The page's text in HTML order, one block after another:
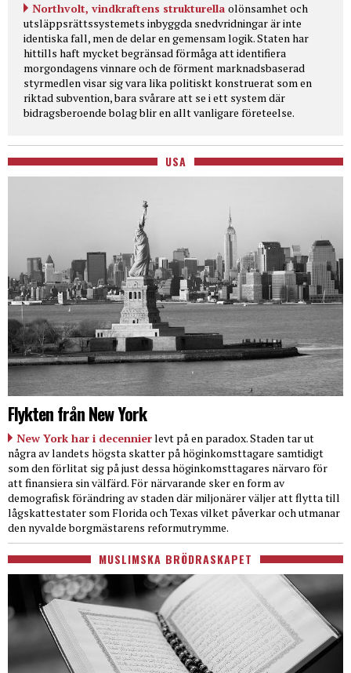
Northvolt, vindkraftens strukturella olönsamhet och
utsläppsrättssystemets inbyggda snedvridningar är inte
identiska fall, men de delar en gemensam logik. Staten har
hittills haft mycket begränsad förmåga att identifiera
morgondagens vinnare och de förment marknadsbaserad
styrmedlen visar sig vara lika politiskt konstruerat som en
riktad subvention, bara svårare att se i ett system där
bidragsberoende bolag blir en allt vanligare företeelse.
USA
Flykten från New York
New York har i decennierlevt på en paradox. Staden tar ut
några av landets högsta skatter på höginkomsttagare samtidigt
som den förlitat sig på just dessa höginkomsttagares närvaro för
att finansiera sin välfärd. För närvarande sker en form av
demografisk förändring av staden där miljonärer väljer att flytta till
lågskattestater som Florida och Texas vilket påverkar och utmanar
den nyvalde borgmästarens reformutrymme.
MUSLIMSKA BRÖDRASKAPET